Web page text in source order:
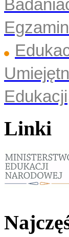
Edukacji
Linki